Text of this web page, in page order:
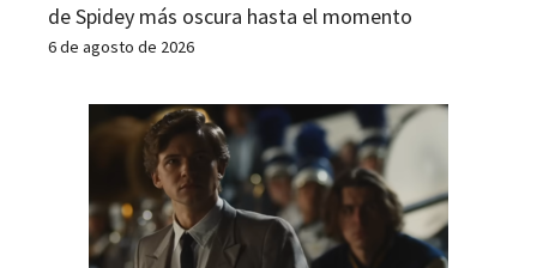
de Spidey más oscura hasta el momento
6 de agosto de 2026